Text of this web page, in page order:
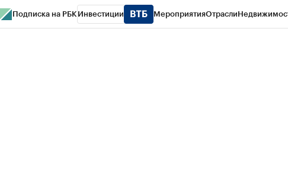
Подписка на РБК Инвестиции МероприятияОтрасли